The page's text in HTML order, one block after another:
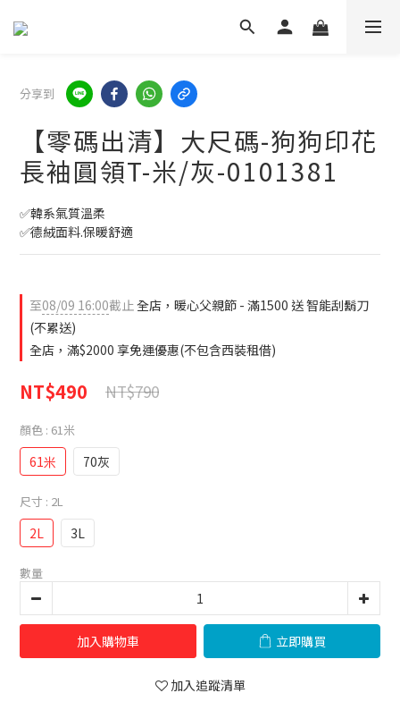
分享到
【零碼出清】大尺碼-狗狗印花
長袖圓領T-米/灰-0101381
✅韓系氣質溫柔
✅德絨面料.保暖舒適
至08/09 16:00截止全店，暖心父親節 - 滿1500 送 智能刮鬍刀
(不累送)
全店，滿$2000 享免運優惠(不包含西裝租借)
NT$490 NT$790
顏色 : 61米
61米 70灰
尺寸 : 2L
2L 3L
數量
加入購物車 立即購買
加入追蹤清單